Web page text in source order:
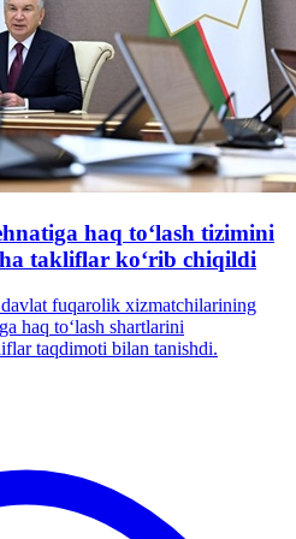
haq toʻlash tizimini
takliflar koʻrib chiqildi
fuqarolik xizmatchilarining
haq toʻlash shartlarini
taqdimoti bilan tanishdi.